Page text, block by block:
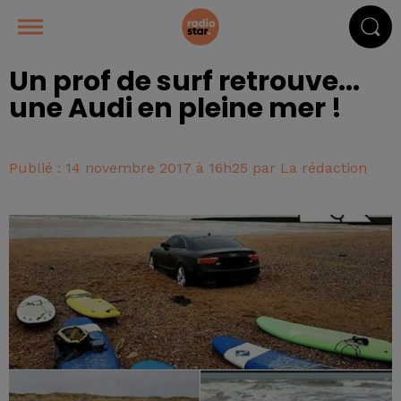
Un prof de surf retrouve...
une Audi en pleine mer !
Publié : 14 novembre 2017 à 16h25 par La rédaction